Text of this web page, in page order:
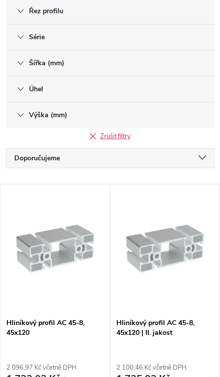
Řez profilu
Série
Šířka (mm)
Úhel
Výška (mm)
Zrušit filtry
Ř
a
r
Doporučujeme
Abecedně
p
p
r
o
Hliníkový profil AC 45-8,
45x120
2 096,97 Kč včetně DPH
Hliníkový profil AC 45-8,
45x120 | II. jakost
2 100,46 Kč včetně DPH